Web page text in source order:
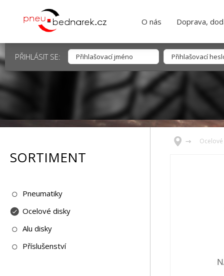
O nás Doprava,
PŘIHLÁSIT SE:
SORTIMENT
Pneumatiky
Ocelové disky
Alu disky
Příslušenství